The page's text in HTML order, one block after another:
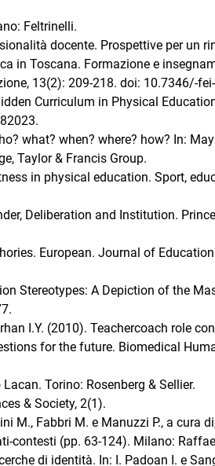
Feltrinelli.
docente. Prospettive per un
in Toscana. Formazione e
13(2): 209-218. doi: 10.7346/-
Curriculum in Physical
what? when? where? how? In:
Taylor & Francis Group.
in physical education. Sport,
Deliberation and Institution.
European. Journal of
Stereotypes: A Depiction of the
I.Y. (2010). Teachercoach role
for the future. Biomedical
Torino: Rosenberg & Sellier.
& Society, 2(1).
M., Fabbri M. e Manuzzi P., a cura
contesti (pp. 63-124). Milano:
di identità. In: I. Padoan I. e